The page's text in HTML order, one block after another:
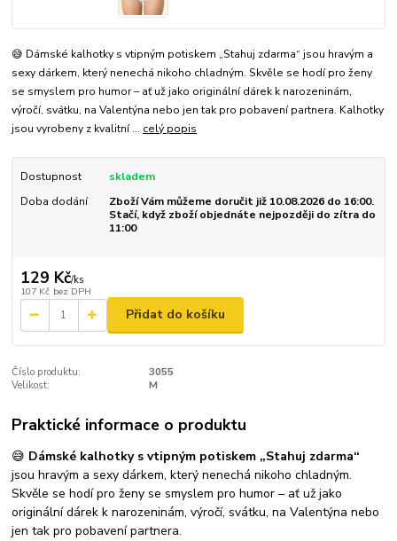
😅 Dámské kalhotky s vtipným potiskem „Stahuj zdarma“ jsou hravým a
sexy dárkem, který nenechá nikoho chladným. Skvěle se hodí pro ženy
se smyslem pro humor – ať už jako originální dárek k narozeninám,
výročí, svátku, na Valentýna nebo jen tak pro pobavení partnera. Kalhotky
jsou vyrobeny z kvalitní ... celý popis
Dostupnost
skladem
Doba dodání
Zboží Vám můžeme doručit již 10.08.2026 do 16:00.
Stačí, když zboží objednáte nejpozději do zítra do
11:00
129 Kč/ks
107 Kč bez DPH
Přidat do košíku
Číslo produktu:
3055
Velikost:
M
Praktické informace o produktu
😅 Dámské kalhotky s vtipným potiskem „Stahuj zdarma“
jsou hravým a sexy dárkem, který nenechá nikoho chladným.
Skvěle se hodí pro ženy se smyslem pro humor – ať už jako
originální dárek k narozeninám, výročí, svátku, na Valentýna nebo
jen tak pro pobavení partnera.